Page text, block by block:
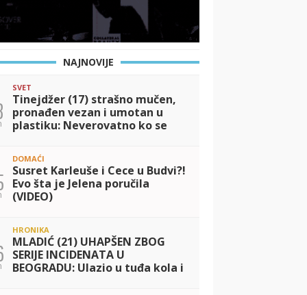
NAJNOVIJE
SVET
Tinejdžer (17) strašno mučen,
pronađen vezan i umotan u
plastiku: Neverovatno ko se
DOMAĆI
Susret Karleuše i Cece u Budvi?!
Evo šta je Jelena poručila
(VIDEO)
HRONIKA
MLADIĆ (21) UHAPŠEN ZBOG
SERIJE INCIDENATA U
BEOGRADU: Ulazio u tuđa kola i